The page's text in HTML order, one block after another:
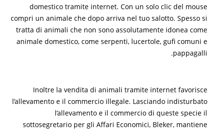
domestico tramite internet. Con un solo clic del mouse
compri un animale che dopo arriva nel tuo salotto. Spesso si
tratta di animali che non sono assolutamente idonea come
animale domestico, come serpenti, lucertole, gufi comuni e
pappagalli.
Inoltre la vendita di animali tramite internet favorisce
l’allevamento e il commercio illegale. Lasciando indisturbato
l’allevamento e il commercio di queste specie il
sottosegretario per gli Affari Economici, Bleker, mantiene